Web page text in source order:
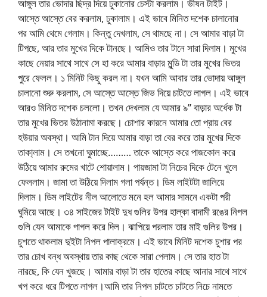
আঙ্গুল তার ভোদার ছিদ্র দিয়ে ঢুকানোর চেস্টা করলাম। ভীষন টাইট।
আস্তে আস্তে বের করলাম, ঢুকালাম। এই ভাবে মিনিত দশেক চালানোর
পর আমি থেমে গেলাম। কিন্তু দেখলাম, সে থামছে না। সে আমার বাড়া টা
টিপছে, আর তার মুখের দিকে টানছে। আমিও তার টানে সারা দিলাম। মুখের
কাছে নেয়ার সাথে সাথে সে হা করে আমার বাড়ার মুন্ডি টা তার মুখের ভিতর
পুরে ফেলল। ১ মিনিট কিছু করল না। যখন আমি আবার তার ভোদায় আঙ্গুল
চালানো শুরু করলাম, সে আস্তে আস্তে জিভ দিয়ে চাটতে লাগল। এই ভাবে
আরও মিনিত দশেক চললো। তখন দেখলাম যে আমার ৯” বাড়ার অর্ধেক টা
তার মুখের ভিতর উঠানামা করছে। চোশার কারনে আমার তো প্রায় বের
হউয়ার অবস্থা। আমি টান দিয়ে আমার বাড়া তা বের করে তার মুখের দিকে
তাকা্লাম। সে তখনো ঘুমাচ্ছে……… তাকে আস্তে করে পাজকোল করে
উঠিয়ে আমার রুমের খাটে শোয়ালাম। পায়জামা টা নিচের দিকে টেনে খুলে
ফেললাম। জামা তা উঠিয়ে দিলাম গলা পর্যন্ত। ডিম লাইটটা জালিয়ে
দিলাম। ডিম লাইটের নীল আলোতে মনে হল আমার সামনে একটা পরী
ঘুমিয়ে আছে। ৩৪ সাইজের টাইট দুধ গুলির উপর হাল্কা বাদামী রঙের নিপল
গুলি যেন আমাকে পাগল করে দিল। ঝাপিয়ে পরলাম তার মাই গুলির উপর।
চুশতে থাকলাম দুইটা নিপল পালাক্রমে। এই ভাবে মিনিট দশেক চুশার পর
তার চোখ বন্ধ অবস্থায় তার কাছ থেকে সারা পেলাম। সে তার হাত টা
নারছে, কি যেন খুজছে। আমার বাড়া টা তার হাতের কাছে আনার সাথে সাথে
খপ করে ধরে টিপতে লাগল।আমি তার নিপল চাটতে চাটতে নিচে নামতে